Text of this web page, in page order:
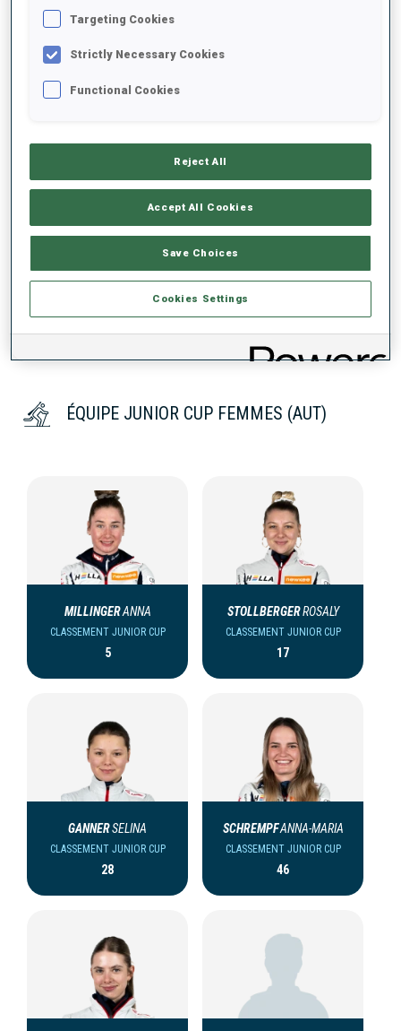
TIR DEBOUT
TENDANCE DES PERFORMANCES
ÉQUIPE JUNIOR CUP FEMMES (AUT)
MILLINGERANNA
CLASSEMENT JUNIOR CUP
5
STOLLBERGERROSALY
CLASSEMENT JUNIOR CUP
17
GANNERSELINA
CLASSEMENT JUNIOR CUP
28
SCHREMPFANNA-MARIA
CLASSEMENT JUNIOR CUP
46
Targeting Cookies
Strictly Necessary Cookies
Functional Cookies
Reject All
Accept All Cookies
Save Choices
Cookies Settings